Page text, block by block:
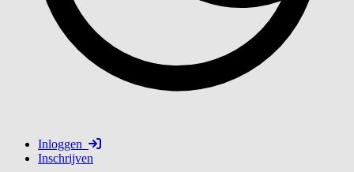
Inloggen
Inschrijven